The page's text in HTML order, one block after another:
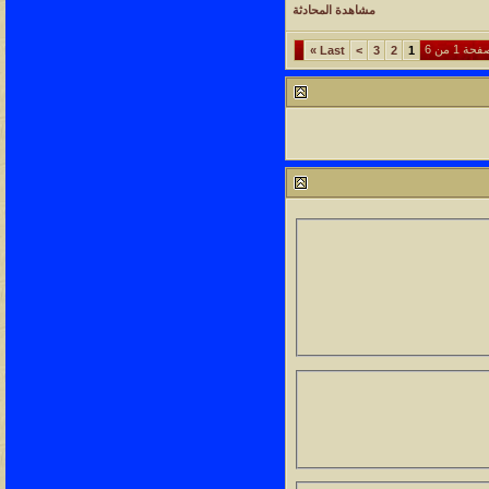
مشاهدة المحادثة
1 من 6 1
2
3
>
Last
»